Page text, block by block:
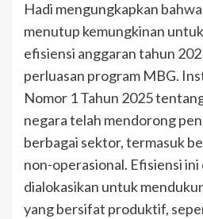
Hadi mengungkapkan
menutup kemungkinan
efisiensi anggaran tahun
perluasan program MBG.
Nomor 1 Tahun 2025
negara telah mendorong
berbagai sektor, termasuk
non-operasional. Efisiensi
dialokasikan untuk
yang bersifat produktif,